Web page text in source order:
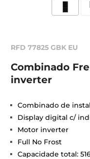
RFD 77825 GBK EU
Combinado
inverter
Combinado de
Display digital c/
Motor inverter
Full No Frost
Capacidade total: